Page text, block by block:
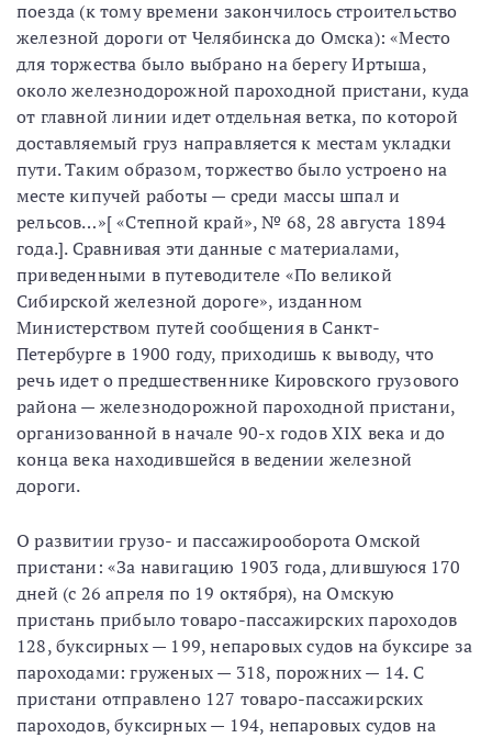
поезда (к тому времени закончилось строительство
железной дороги от Челябинска до Омска): «Место
для торжества было выбрано на берегу Иртыша,
около железнодорожной пароходной пристани, куда
от главной линии идет отдельная ветка, по которой
доставляемый груз направляется к местам укладки
пути. Таким образом, торжество было устроено на
месте кипучей работы — среди массы шпал и
рельсов…»[ «Степной край», № 68, 28 августа 1894
года.]. Сравнивая эти данные с материалами,
приведенными в путеводителе «По великой
Сибирской железной дороге», изданном
Министерством путей сообщения в Санкт-
Петербурге в 1900 году, приходишь к выводу, что
речь идет о предшественнике Кировского грузового
района — железнодорожной пароходной пристани,
организованной в начале 90-х годов XIX века и до
конца века находившейся в ведении железной
дороги.
О развитии грузо- и пассажирооборота Омской
пристани: «За навигацию 1903 года, длившуюся 170
дней (с 26 апреля по 19 октября), на Омскую
пристань прибыло товаро-пассажирских пароходов
128, буксирных — 199, непаровых судов на буксире за
пароходами: груженых — 318, порожних — 14. С
пристани отправлено 127 товаро-пассажирских
пароходов, буксирных — 194, непаровых судов на